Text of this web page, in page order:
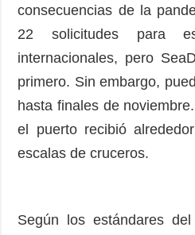
consecuencias de la
22 solicitudes para
internacionales, pero
primero. Sin embargo,
hasta finales de
el puerto recibió
escalas de cruceros.
Según los estándares